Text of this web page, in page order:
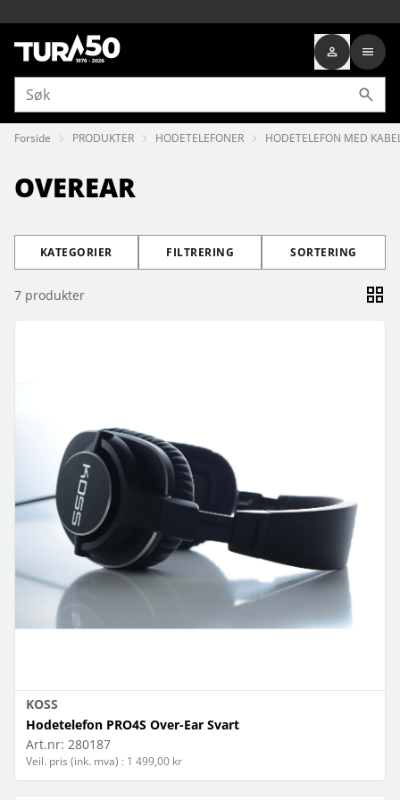
Forside PRODUKTER HODETELEFONER HODETELEFON MED
OVEREAR
KATEGORIER FILTRERING SORTERING
7 produkter
KOSS
Hodetelefon PRO4S Over-Ear Svart
Art.nr: 280187
Veil. pris (ink. mva) : 1 499,00 kr